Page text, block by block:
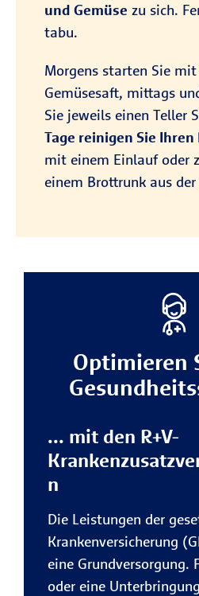
und Gemüse zu sich.
tabu.
Morgens starten Sie
Gemüsesaft, mittags
Sie jeweils einen Teller
Tage reinigen Sie Ihren
mit einem Einlauf oder
einem Brottrunk aus
Optimieren
... mit den R+V-
n
Die Leistungen der
Krankenversicherung
eine Grundversorgung.
oder eine